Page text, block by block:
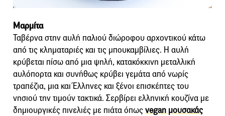
Μαρμίτα
Ταβέρνα στην αυλή παλιού διώροφου αρχοντικού κάτω
από τις κληματαριές και τις μπουκαμβίλιες. Η αυλή
κρύβεται πίσω από μια ψηλή, κατακόκκινη μεταλλική
αυλόπορτα και συνήθως κρύβει γεμάτα από νωρίς
τραπέζια, μια και Έλληνες και ξένοι επισκέπτες του
νησιού την τιμούν τακτικά. Σερβίρει ελληνική κουζίνα με
δημιουργικές πινελιές με πιάτα όπωςvegan μουσακάς